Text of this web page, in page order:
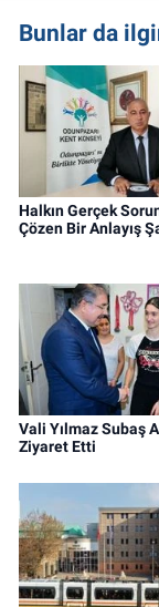
Bunlar da
Halkın Gerçek
Çözen Bir Anlayış
Vali Yılmaz Subaş
Ziyaret Etti